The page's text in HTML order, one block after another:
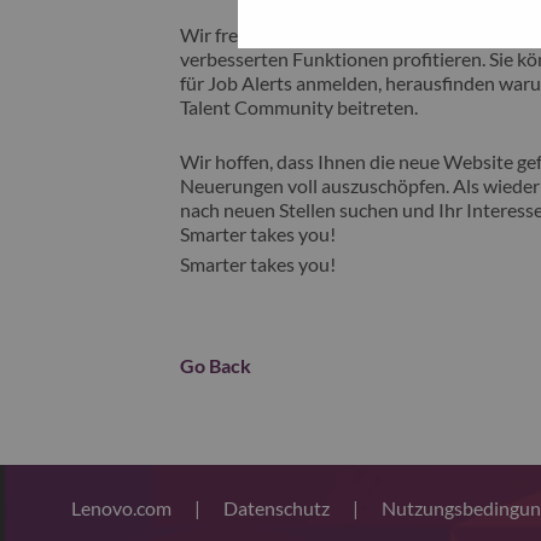
Wir freuen uns, Ihnen unsere neue
verbesserten Funktionen profitieren. Sie
für Job Alerts anmelden, herausfinden
Talent Community beitreten.
Wir hoffen, dass Ihnen die neue Website
Neuerungen voll auszuschöpfen. Als
nach neuen Stellen suchen und Ihr
Smarter takes you!
Smarter takes you!
Go Back
Lenovo.com | Datenschutz |